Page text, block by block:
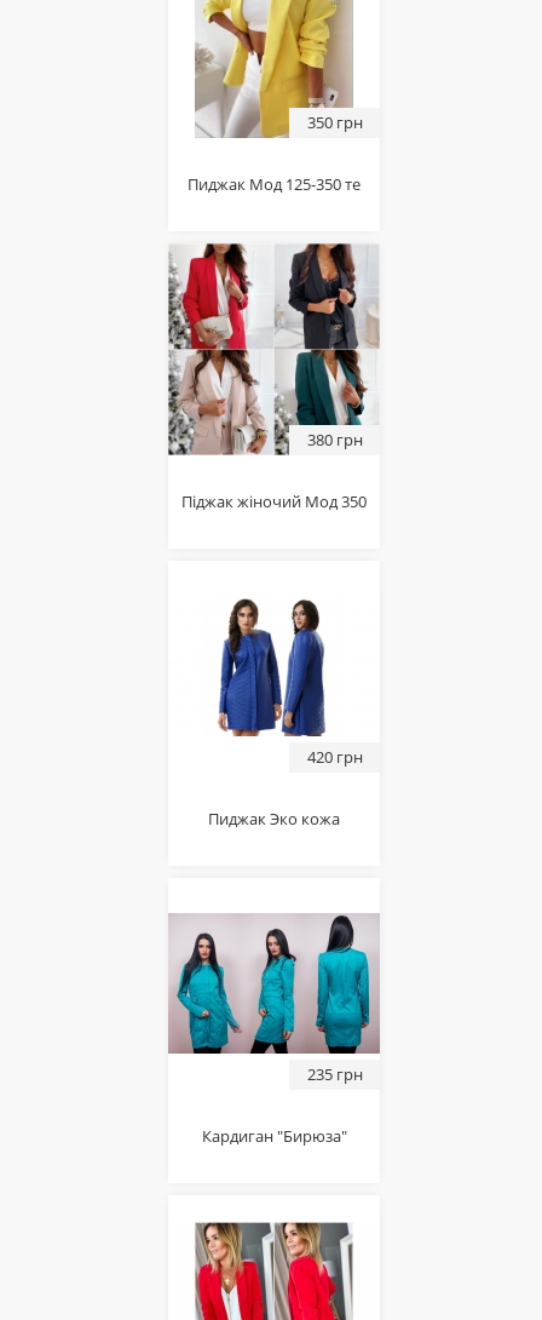
350 грн
Пиджак Мод 125-350 те
380 грн
Піджак жіночий Мод 350
420 грн
Пиджак Эко кожа
235 грн
Кардиган "Бирюза"